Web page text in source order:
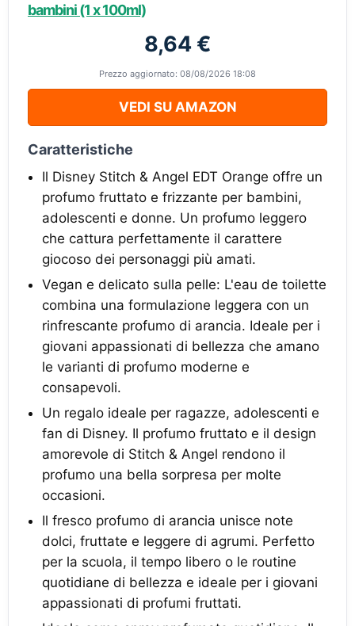
bambini (1 x 100ml)
8,64 €
Prezzo aggiornato: 08/08/2026 18:08
VEDI SU AMAZON
Caratteristiche
Il Disney Stitch & Angel EDT Orange offre un
profumo fruttato e frizzante per bambini,
adolescenti e donne. Un profumo leggero
che cattura perfettamente il carattere
giocoso dei personaggi più amati.
Vegan e delicato sulla pelle: L'eau de toilette
combina una formulazione leggera con un
rinfrescante profumo di arancia. Ideale per i
giovani appassionati di bellezza che amano
le varianti di profumo moderne e
consapevoli.
Un regalo ideale per ragazze, adolescenti e
fan di Disney. Il profumo fruttato e il design
amorevole di Stitch & Angel rendono il
profumo una bella sorpresa per molte
occasioni.
Il fresco profumo di arancia unisce note
dolci, fruttate e leggere di agrumi. Perfetto
per la scuola, il tempo libero o le routine
quotidiane di bellezza e ideale per i giovani
appassionati di profumi fruttati.